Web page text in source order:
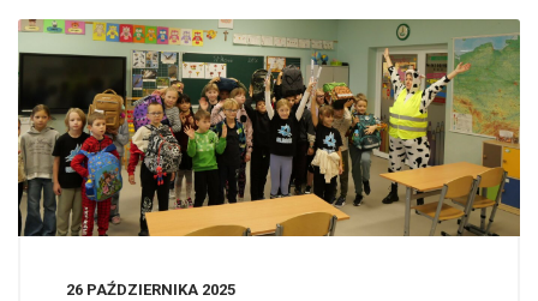
26 PAŹDZIERNIKA 2025